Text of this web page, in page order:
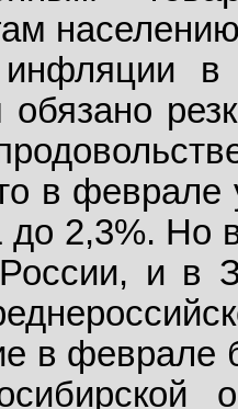
инфляции
обязано
в
2,3%. Но
и в
в феврале